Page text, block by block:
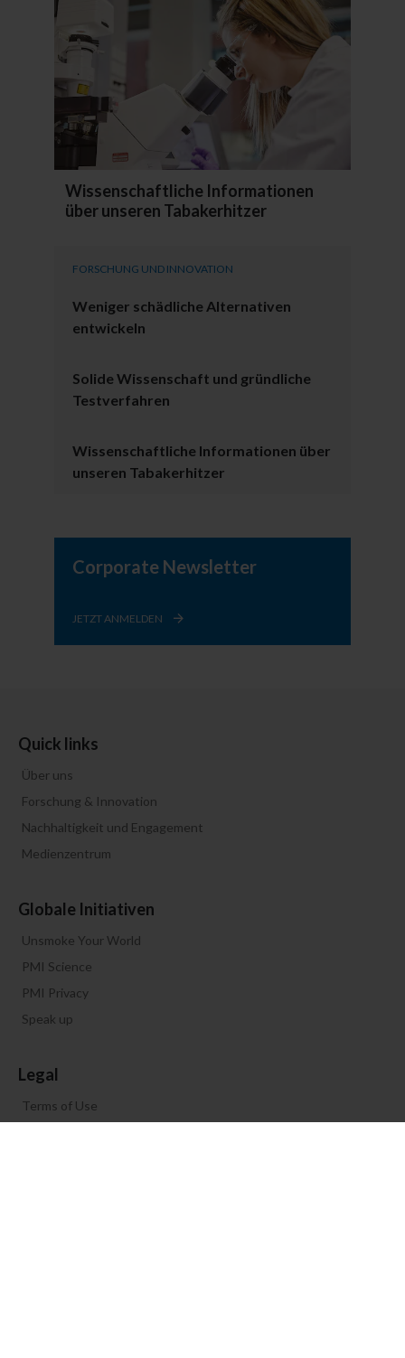
Wissenschaftliche Informationen
über unseren Tabakerhitzer
FORSCHUNG UND INNOVATION
Weniger schädliche Alternativen
entwickeln
Solide Wissenschaft und gründliche
Testverfahren
Wissenschaftliche Informationen über
unseren Tabakerhitzer
Corporate Newsletter
JETZT ANMELDEN
Quick links
Über uns
Forschung & Innovation
Nachhaltigkeit und Engagement
Medienzentrum
Globale Initiativen
Unsmoke Your World
PMI Science
PMI Privacy
Speak up
Legal
Terms of Use